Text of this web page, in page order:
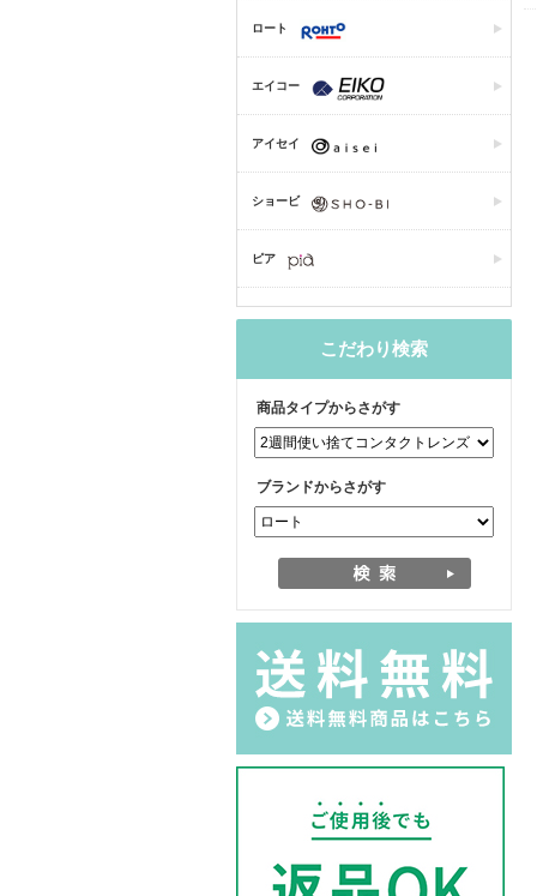
ロート
エイコー
アイセイ
ショービ
ピア
こだわり検索
商品タイプからさがす
ブランドからさがす